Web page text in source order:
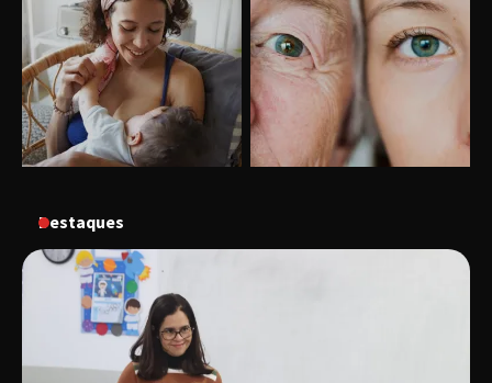
Destaques
Uberlândia recebe o projeto “Experiência Rio”
no dia 17 de junho
gastronomia de Uberlândia em dois dias de
evento gratuito